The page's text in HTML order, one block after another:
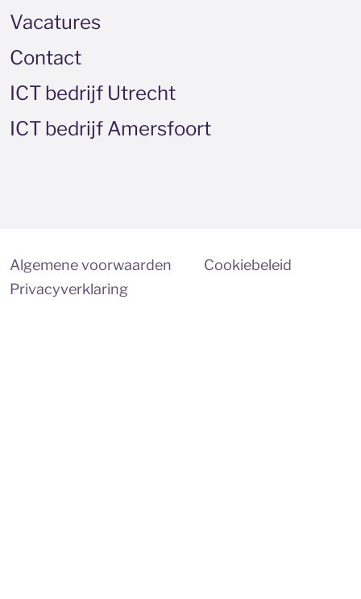
Vacatures
Contact
ICT bedrijf Utrecht
ICT bedrijf Amersfoort
Algemene voorwaarden
Cookiebeleid
Privacyverklaring